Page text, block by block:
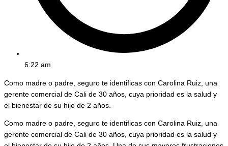
6:22 am
Como madre o padre, seguro te identificas con Carolina Ruiz, una
gerente comercial de Cali de 30 años, cuya prioridad es la salud y
el bienestar de su hijo de 2 años.
Como madre o padre, seguro te identificas con Carolina Ruiz, una
gerente comercial de Cali de 30 años, cuya prioridad es la salud y